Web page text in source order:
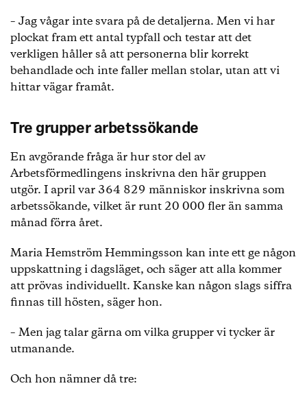
– Jag vågar inte svara på de detaljerna. Men vi har
plockat fram ett antal typfall och testar att det
verkligen håller så att personerna blir korrekt
behandlade och inte faller mellan stolar, utan att vi
hittar vägar framåt.
Tre grupper arbetssökande
En avgörande fråga är hur stor del av
Arbetsförmedlingens inskrivna den här gruppen
utgör. I april var 364 829 människor inskrivna som
arbetssökande, vilket är runt 20 000 fler än samma
månad förra året.
Maria Hemström Hemmingsson kan inte ett ge någon
uppskattning i dagsläget, och säger att alla kommer
att prövas individuellt. Kanske kan någon slags siffra
finnas till hösten, säger hon.
– Men jag talar gärna om vilka grupper vi tycker är
utmanande.
Och hon nämner då tre: